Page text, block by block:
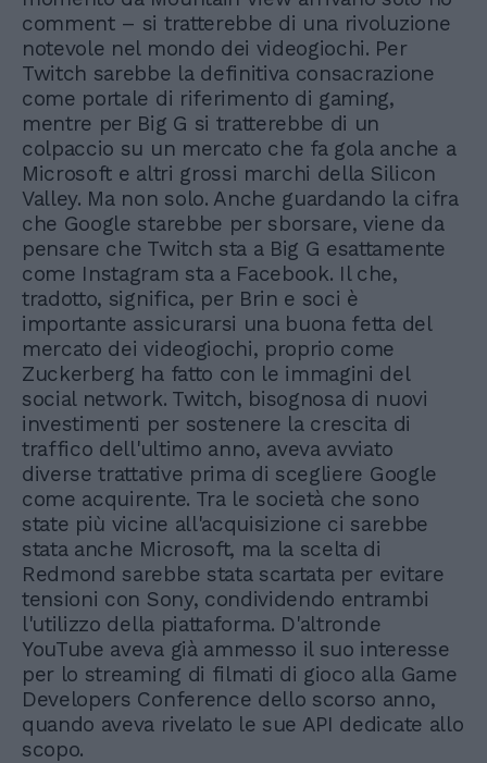
comment – si tratterebbe di una rivoluzione
notevole nel mondo dei videogiochi. Per
Twitch sarebbe la definitiva consacrazione
come portale di riferimento di gaming,
mentre per Big G si tratterebbe di un
colpaccio su un mercato che fa gola anche a
Microsoft e altri grossi marchi della Silicon
Valley. Ma non solo. Anche guardando la cifra
che Google starebbe per sborsare, viene da
pensare che Twitch sta a Big G esattamente
come Instagram sta a Facebook. Il che,
tradotto, significa, per Brin e soci è
importante assicurarsi una buona fetta del
mercato dei videogiochi, proprio come
Zuckerberg ha fatto con le immagini del
social network. Twitch, bisognosa di nuovi
investimenti per sostenere la crescita di
traffico dell'ultimo anno, aveva avviato
diverse trattative prima di scegliere Google
come acquirente. Tra le società che sono
state più vicine all'acquisizione ci sarebbe
stata anche Microsoft, ma la scelta di
Redmond sarebbe stata scartata per evitare
tensioni con Sony, condividendo entrambi
l'utilizzo della piattaforma. D'altronde
YouTube aveva già ammesso il suo interesse
per lo streaming di filmati di gioco alla Game
Developers Conference dello scorso anno,
quando aveva rivelato le sue API dedicate allo
scopo.